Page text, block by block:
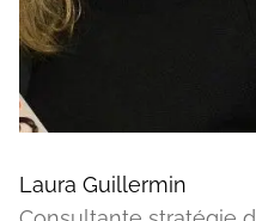
Laura Guillermin